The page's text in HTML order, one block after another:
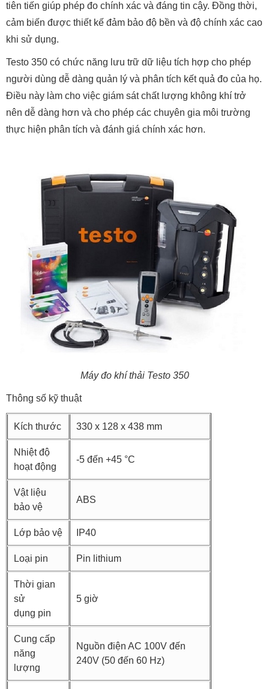
tiên tiến giúp phép đo chính xác và đáng tin cậy. Đồng thời,
cảm biến được thiết kế đảm bảo độ bền và độ chính xác cao
khi sử dụng.
Testo 350 có chức năng lưu trữ dữ liệu tích hợp cho phép
người dùng dễ dàng quản lý và phân tích kết quả đo của họ.
Điều này làm cho việc giám sát chất lượng không khí trở
nên dễ dàng hơn và cho phép các chuyên gia môi trường
thực hiện phân tích và đánh giá chính xác hơn.
Máy đo khí thải Testo 350
Thông số kỹ thuật
Kích thước 330 x 128 x 438 mm
Nhiệt độ
hoạt động
-5 đến +45 °C
Vật liệu
bảo vệ
ABS
Lớp bảo vệ IP40
Loại pin Pin lithium
Thời gian
sử
dụng pin
5 giờ
Cung cấp
năng
lượng
Nguồn điện AC 100V đến
240V (50 đến 60 Hz)